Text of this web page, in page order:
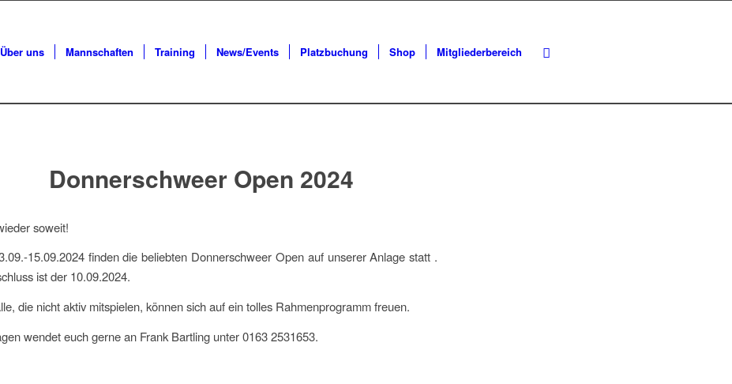
Über uns Mannschaften Training News/Events Platzbuchung Shop Mitgliederbereich
Donnerschweer Open 2024
soweit!
15.09.2024 finden die beliebten Donnerschweer Open auf unserer Anlage statt .
ist der 10.09.2024.
die nicht aktiv mitspielen, können sich auf ein tolles Rahmenprogramm freuen.
wendet euch gerne an Frank Bartling unter 0163 2531653.